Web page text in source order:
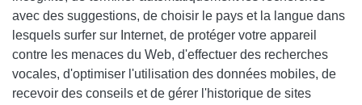
avec des suggestions, de choisir le pays et la langue dans
lesquels surfer sur Internet, de protéger votre appareil
contre les menaces du Web, d'effectuer des recherches
vocales, d'optimiser l'utilisation des données mobiles, de
recevoir des conseils et de gérer l'historique de sites